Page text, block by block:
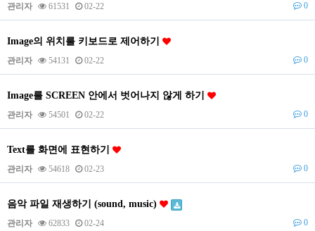
관리자 61531 02-22 0
Image의 위치를 키보드로 제어하기
관리자 54131 02-22 0
Image를 SCREEN 안에서 벗어나지 않게 하기
관리자 54501 02-22 0
Text를 화면에 표현하기
관리자 54618 02-23 0
음악 파일 재생하기 (sound, music)
관리자 62833 02-24 0